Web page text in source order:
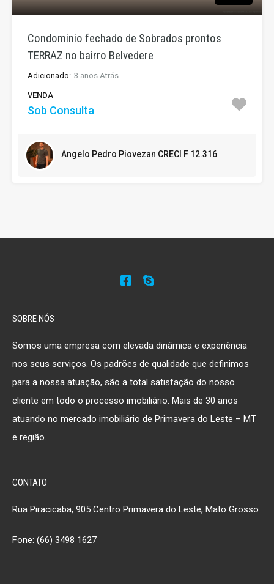
Condominio fechado de Sobrados prontos
TERRAZ no bairro Belvedere
Adicionado: 3 anos Atrás
VENDA
Sob Consulta
Angelo Pedro Piovezan CRECI F 12.316
SOBRE NÓS
Somos uma empresa com elevada dinâmica e experiência
nos seus serviços. Os padrões de qualidade que definimos
para a nossa atuação, são a total satisfação do nosso
cliente em todo o processo imobiliário. Mais de 30 anos
atuando no mercado imobiliário de Primavera do Leste – MT
e região.
CONTATO
Rua Piracicaba, 905 Centro Primavera do Leste, Mato Grosso
Fone: (66) 3498 1627